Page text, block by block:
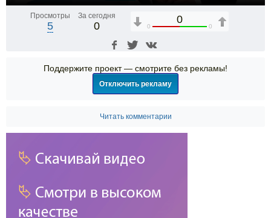
Просмотры
5
За сегодня
0
0
0 0
Поддержите проект — смотрите без рекламы!
Отключить рекламу
Читать комментарии